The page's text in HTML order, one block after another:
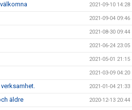
2021-09-10 14:28
2021-09-04 09:46
2021-08-30 09:44
2021-06-24 23:05
2021-05-01 21:15
2021-03-09 04:20
2021-01-04 21:33
äldre 2020-12-13 20:44